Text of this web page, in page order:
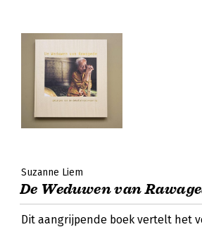
Suzanne Liem
De Weduwen van
Dit aangrijpende boek vertelt het